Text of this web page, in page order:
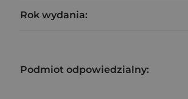
Rok wydania:
Podmiot odpowiedzialny: